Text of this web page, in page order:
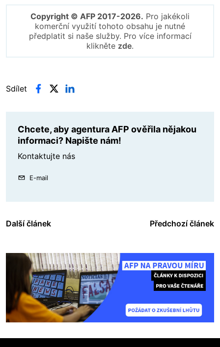
Copyright © AFP 2017-2026. Pro jakékoli
komerční využití tohoto obsahu je nutné
předplatit si naše služby. Pro více informací
klikněte zde.
Sdílet
Chcete, aby agentura AFP ověřila nějakou
informaci? Napište nám!
Kontaktujte nás
E-mail
Další článek Předchozí článek